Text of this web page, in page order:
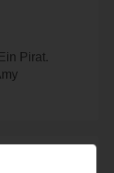
Pirat.